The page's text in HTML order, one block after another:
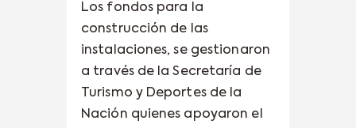
Los fondos para la
construcción de las
instalaciones, se gestionaron
a través de la Secretaría de
Turismo y Deportes de la
Nación quienes apoyaron el